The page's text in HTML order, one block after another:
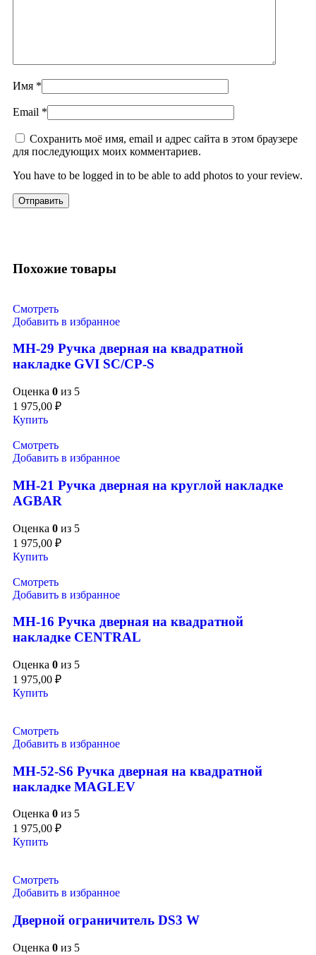
Имя *
Email *
Сохранить моё имя, email и адрес сайта в этом браузере
для последующих моих комментариев.
You have to be logged in to be able to add photos to your review.
Похожие товары
Смотреть
Добавить в избранное
MH-29 Ручка дверная на квадратной
накладке GVI SC/CP-S
Оценка 0 из 5
1 975,00 ₽
Купить
Смотреть
Добавить в избранное
MH-21 Ручка дверная на круглой накладке
AGBAR
Оценка 0 из 5
1 975,00 ₽
Купить
Смотреть
Добавить в избранное
MH-16 Ручка дверная на квадратной
накладке CENTRAL
Оценка 0 из 5
1 975,00 ₽
Купить
Смотреть
Добавить в избранное
MH-52-S6 Ручка дверная на квадратной
накладке MAGLEV
Оценка 0 из 5
1 975,00 ₽
Купить
Смотреть
Добавить в избранное
Дверной ограничитель DS3 W
Оценка 0 из 5